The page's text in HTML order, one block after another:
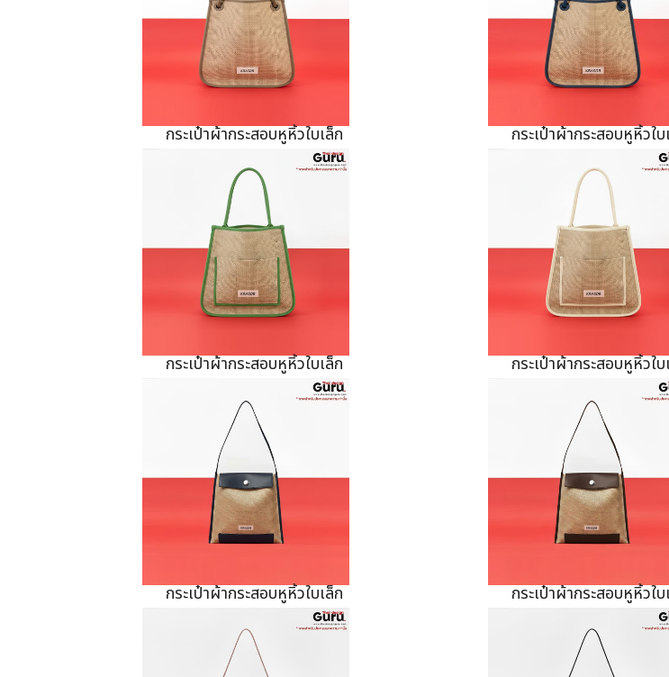
กระเป๋าผ้ากระสอบหูหิ้วใบเล็ก กระเป๋าผ้ากระสอบหูหิ้วใบ
กระเป๋าผ้ากระสอบหูหิ้วใบเล็ก กระเป๋าผ้ากระสอบหูหิ้วใบ
กระเป๋าผ้ากระสอบหูหิ้วใบเล็ก กระเป๋าผ้ากระสอบหูหิ้วใบ